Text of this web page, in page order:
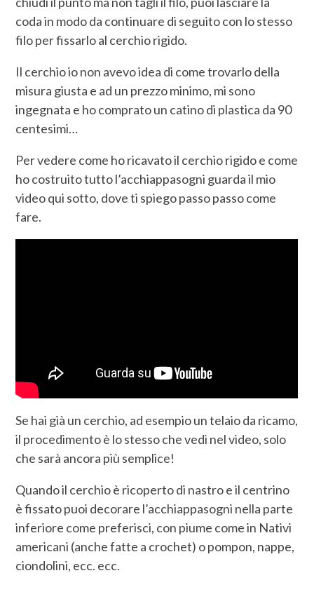
coda in modo da continuare di seguito con lo stesso
filo per fissarlo al cerchio rigido.
Il cerchio io non avevo idea di come trovarlo della
misura giusta e ad un prezzo minimo, mi sono
ingegnata e ho comprato un catino di plastica da 90
centesimi…
Per vedere come ho ricavato il cerchio rigido e come
ho costruito tutto l’acchiappasogni guarda il mio
video qui sotto, dove ti spiego passo passo come
fare.
Se hai già un cerchio, ad esempio un telaio da ricamo,
il procedimento è lo stesso che vedi nel video, solo
che sarà ancora più semplice!
Quando il cerchio è ricoperto di nastro e il centrino
è fissato puoi decorare l’acchiappasogni nella parte
inferiore come preferisci, con piume come in Nativi
americani (anche fatte a crochet) o pompon, nappe,
ciondolini, ecc. ecc.